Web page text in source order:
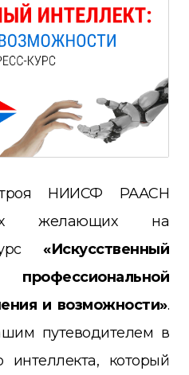
НИИСФ РААСН
желающих на
«Искусственный
и возможности».
путеводителем в
интеллекта, который